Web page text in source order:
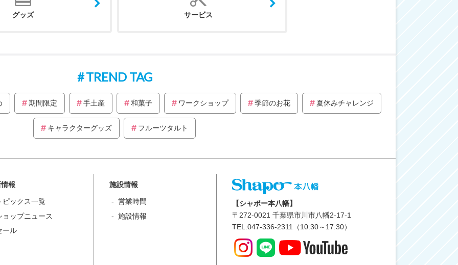
グッズ サービス
TREND TAG
期間限定 手土産 和菓子 ワークショップ 季節のお花 夏休みチャレンジ
キャラクターグッズ フルーツタルト
報
ピックス一覧
ョップニュース
ール
施設情報
営業時間
施設情報
【シャポー本八幡】
〒 272-0021 千葉県市川市八幡2-17-1
TEL:047-336-2311（10:30～17:30）